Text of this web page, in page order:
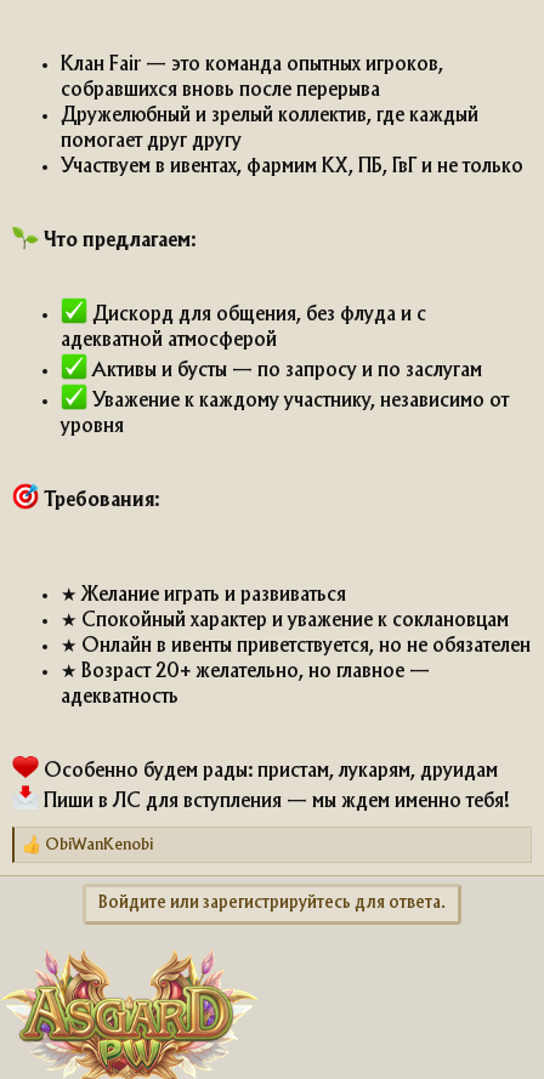
Клан Fair — это команда опытных игроков,
собравшихся вновь после перерыва
Дружелюбный и зрелый коллектив, где каждый
помогает друг другу
Участвуем в ивентах, фармим КХ, ПБ, ГвГ и не только
Что предлагаем:
Дискорд для общения, без флуда и с
адекватной атмосферой
Активы и бусты — по запросу и по заслугам
Уважение к каждому участнику, независимо от
уровня
Требования:
★ Желание играть и развиваться
★ Спокойный характер и уважение к соклановцам
★ Онлайн в ивенты приветствуется, но не обязателен
★ Возраст 20+ желательно, но главное —
адекватность
Особенно будем рады: пристам, лукарям, друидам
Пиши в ЛС для вступления — мы ждем именно тебя!
Р
:
ObiWanKenobi
Войдите или зарегистрируйтесь для ответа.